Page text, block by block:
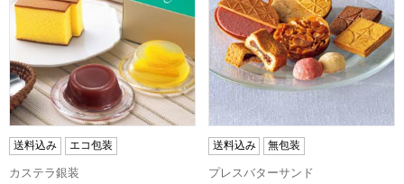
送料込み エコ包装
カステラ銀装
送料込み 無包装
プレスバターサンド